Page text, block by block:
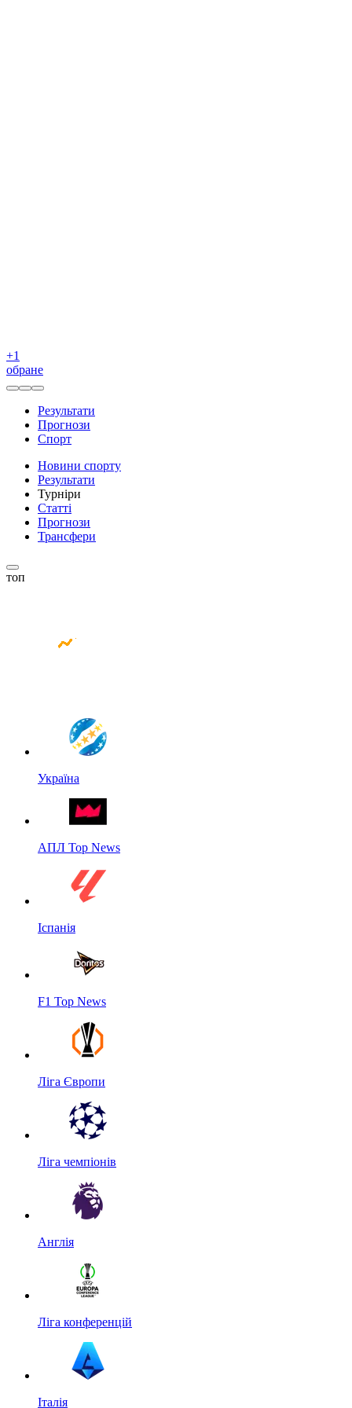
+1
обране
Результати
Прогнози
Спорт
Новини спорту
Результати
Турніри
Статті
Прогнози
Трансфери
топ
Україна
АПЛ Top News
Іспанія
F1 Top News
Ліга Європи
Ліга чемпіонів
Англія
Ліга конференцій
Італія